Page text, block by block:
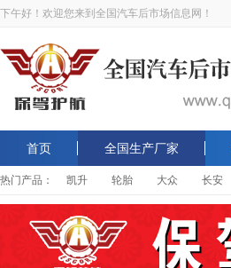
下午好！欢迎您来到全国汽车后市场信息网！
首页 全国生产厂家
热门产品： 凯升 轮胎 大众 长安